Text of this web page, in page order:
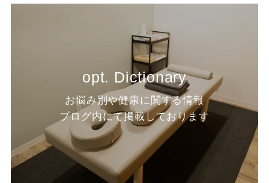
opt. Dictionary
お悩み別や健康に関する情報
ブログ内にて掲載しております